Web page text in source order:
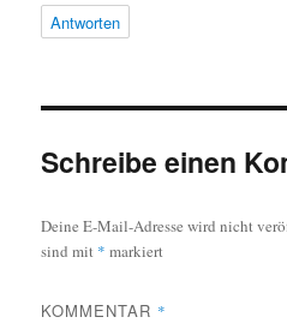
n
e
t
n
e
t
Antworten
Schreibe einen
Deine E-Mail-Adresse wird nicht
sind mit * markiert
KOMMENTAR *